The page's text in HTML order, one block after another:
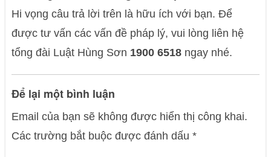
Hi vọng câu trả lời trên là hữu ích với bạn. Để
được tư vấn các vấn đề pháp lý, vui lòng liên hệ
tổng đài Luật Hùng Sơn 1900 6518 ngay nhé.
Để lại một bình luận
Email của bạn sẽ không được hiển thị công khai.
Các trường bắt buộc được đánh dấu*